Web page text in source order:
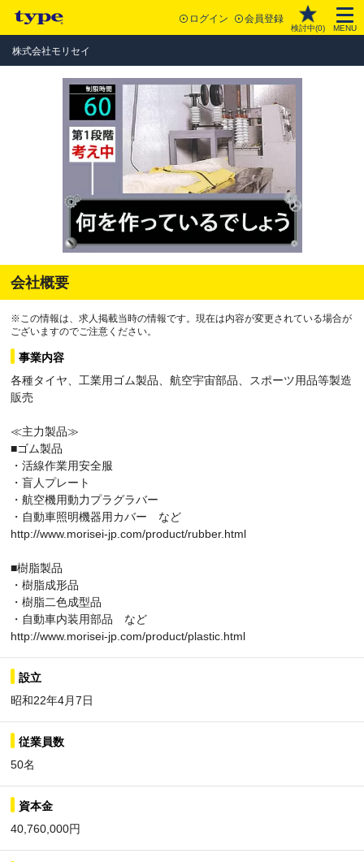
ログイン 会員登録
検討中(0) MENU
株式会社モリセイ
会社概要
※この情報は、求人掲載当時の情報です。現在は内容が変更されている場合が
ございますのでご注意ください。
事業内容
各種タイヤ、工業用ゴム製品、航空宇宙部品、スポーツ用品等製造
販売
≪主力製品≫
■ゴム製品
・活線作業用安全服
・盲人プレート
・航空機用動力プラグラバー
・自動車照明機器用カバー など
http://www.morisei-jp.com/product/rubber.html
■樹脂製品
・樹脂成形品
・樹脂二色成型品
・自動車内装用部品 など
http://www.morisei-jp.com/product/plastic.html
設立
昭和22年4月7日
従業員数
50名
資本金
40,760,000円